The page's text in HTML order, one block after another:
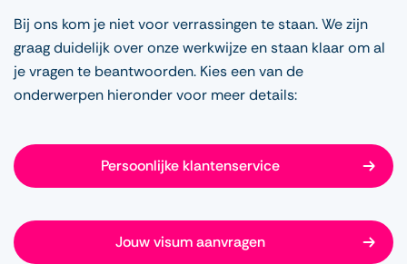
Bij ons kom je niet voor verrassingen te staan. We zijn
graag duidelijk over onze werkwijze en staan klaar om al
je vragen te beantwoorden. Kies een van de
onderwerpen hieronder voor meer details:
Persoonlijke klantenservice
Jouw visum aanvragen